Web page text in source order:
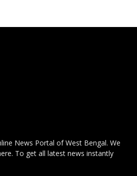
News Portal of West Bengal. We
To get all latest news instantly